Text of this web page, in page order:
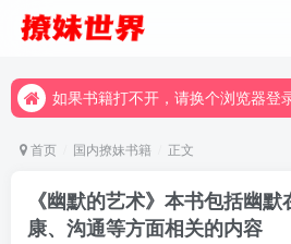
如果书籍打不开，请换个浏览器登录
如果书籍打不开，请换个浏览器登
首页 国内撩妹书籍 正文
《幽默的艺术》本书包括幽
康、沟通等方面相关的内容